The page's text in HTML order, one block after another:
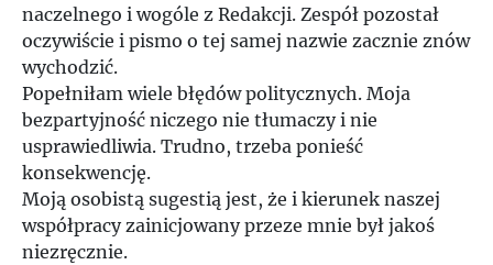
naczelnego i wogóle z Redakcji. Zespół pozostał
oczywiście i pismo o tej samej nazwie zacznie znów
wychodzić.
Popełniłam wiele błędów politycznych. Moja
bezpartyjność niczego nie tłumaczy i nie
usprawiedliwia. Trudno, trzeba ponieść
konsekwencję.
Moją osobistą sugestią jest, że i kierunek naszej
współpracy zainicjowany przeze mnie był jakoś
niezręcznie.